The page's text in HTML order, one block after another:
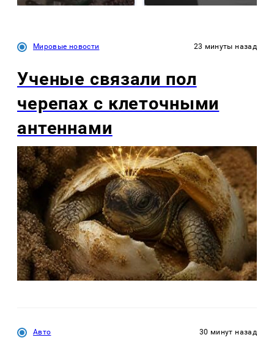
Мировые новости 23 минуты назад
Ученые связали пол
черепах с клеточными
антеннами
Авто 30 минут назад